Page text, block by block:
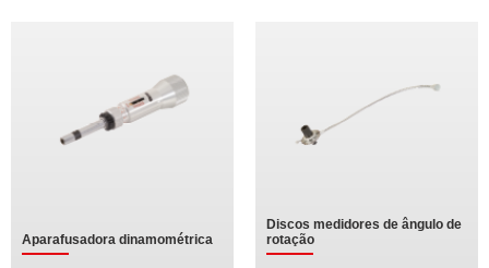
Aparafusadora dinamométrica
Discos medidores de ângulo de
rotação